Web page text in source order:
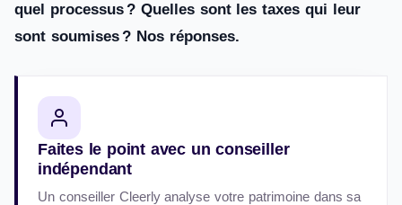
quel processus ? Quelles sont les taxes qui leur
sont soumises ? Nos réponses.
Faites le point avec un conseiller
indépendant
Un conseiller Cleerly analyse votre patrimoine dans sa